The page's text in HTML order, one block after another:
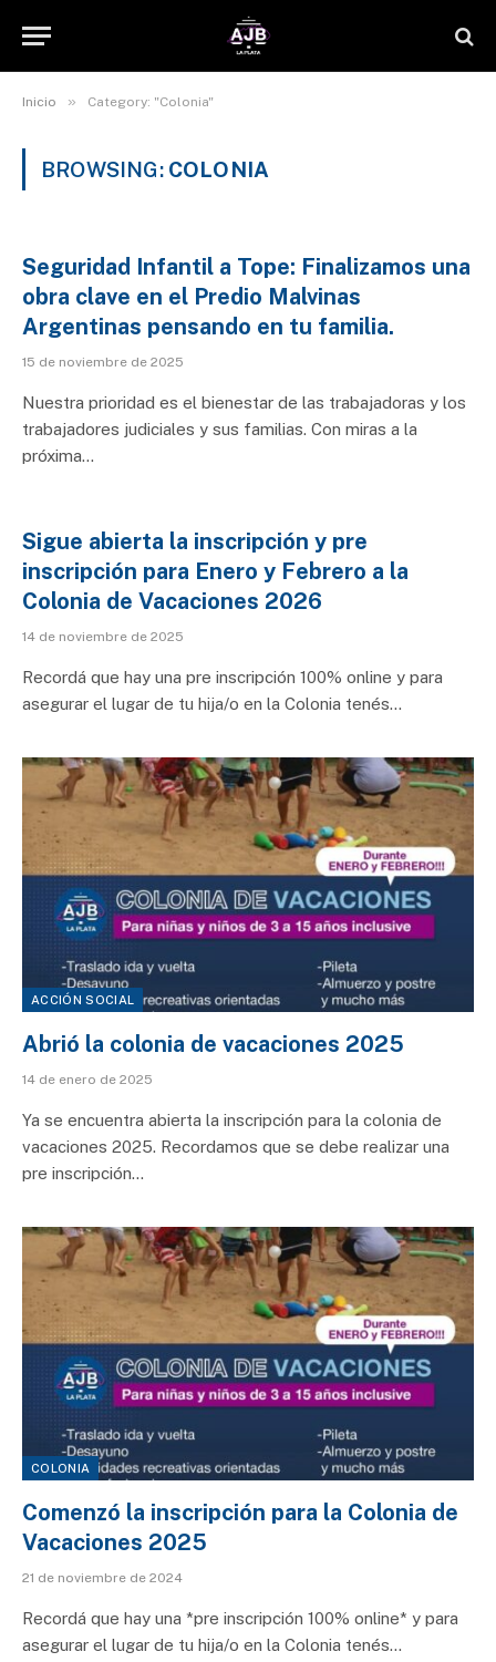
Inicio » Category: "Colonia"
BROWSING: COLONIA
Seguridad Infantil a Tope: Finalizamos una
obra clave en el Predio Malvinas
Argentinas pensando en tu familia.
15 de noviembre de 2025
Nuestra prioridad es el bienestar de las trabajadoras y los
trabajadores judiciales y sus familias. Con miras a la
próxima…
Sigue abierta la inscripción y pre
inscripción para Enero y Febrero a la
Colonia de Vacaciones 2026
14 de noviembre de 2025
Recordá que hay una pre inscripción 100% online y para
asegurar el lugar de tu hija/o en la Colonia tenés…
ACCIÓN SOCIAL
Abrió la colonia de vacaciones 2025
14 de enero de 2025
Ya se encuentra abierta la inscripción para la colonia de
vacaciones 2025. Recordamos que se debe realizar una
pre inscripción…
COLONIA
Comenzó la inscripción para la Colonia de
Vacaciones 2025
21 de noviembre de 2024
Recordá que hay una *pre inscripción 100% online* y para
asegurar el lugar de tu hija/o en la Colonia tenés…